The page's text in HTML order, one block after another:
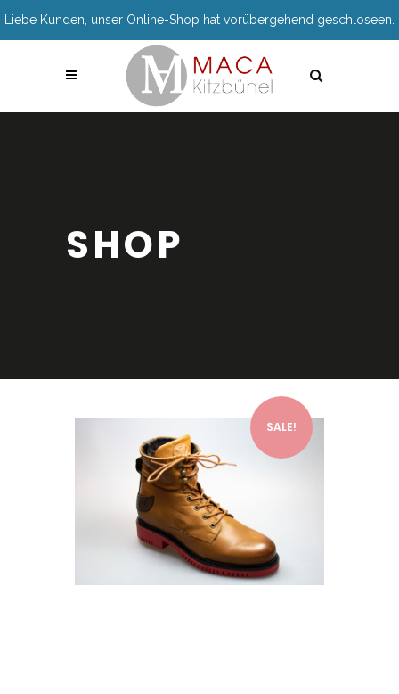
SHOP
SALE!
Liebe Kunden, unser Online-Shop hat vorübergehend geschloseen.